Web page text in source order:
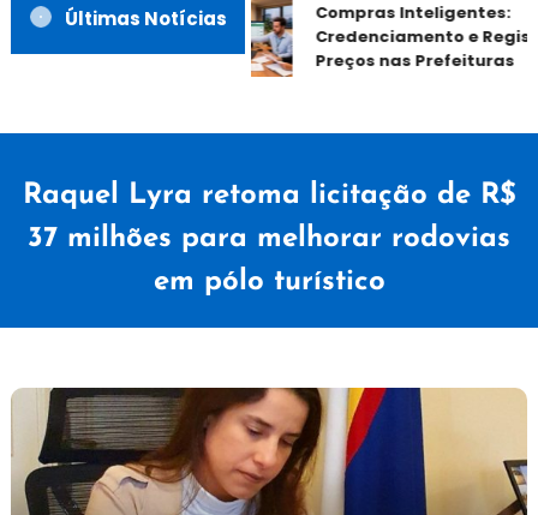
Últimas Notícias
Compras Inteligentes:
Credenciamento e
Preços nas Prefeituras
Raquel Lyra retoma licitação de R$
37 milhões para melhorar rodovias
em pólo turístico